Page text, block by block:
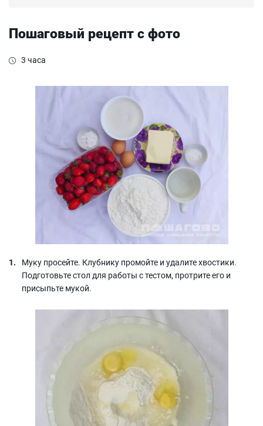
Пошаговый рецепт с фото
3 часа
Муку просейте. Клубнику промойте и удалите хвостики.
Подготовьте стол для работы с тестом, протрите его и
присыпьте мукой.